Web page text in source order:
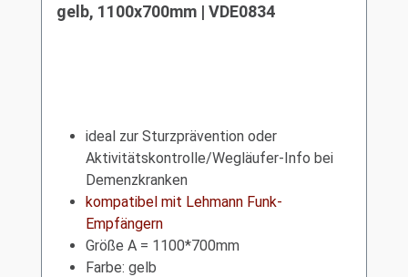
gelb, 1100x700mm | VDE0834
ideal zur Sturzprävention oder
Aktivitätskontrolle/Wegläufer-Info bei
Demenzkranken
kompatibel mit Lehmann Funk-
Empfängern
Größe A = 1100*700mm
Farbe: gelb